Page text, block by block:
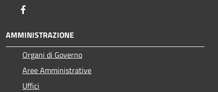
AMMINISTRAZIONE
Organi di Governo
Aree Amministrative
Uffici